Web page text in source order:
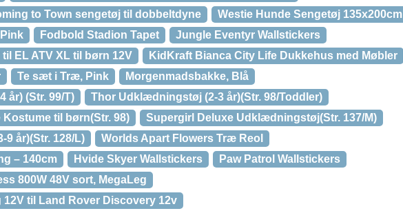
to Town sengetøj til dobbeltdyne
Westie Hunde Sengetøj 135x200cm
Fodbold Stadion Tapet
Jungle Eventyr Wallstickers
EL ATV XL til børn 12V
KidKraft Bianca City Life Dukkehus med Møbler
Te sæt i Træ, Pink
Morgenmadsbakke, Blå
år) (Str. 99/T)
Thor Udklædningstøj (2-3 år)(Str. 98/Toddler)
til børn(Str. 98)
Supergirl Deluxe Udklædningstøj(Str. 137/M)
år)(Str. 128/L)
Worlds Apart Flowers Træ Reol
– 140cm
Hvide Skyer Wallstickers
Paw Patrol Wallstickers
800W 48V sort, MegaLeg
12V til Land Rover Discovery 12v